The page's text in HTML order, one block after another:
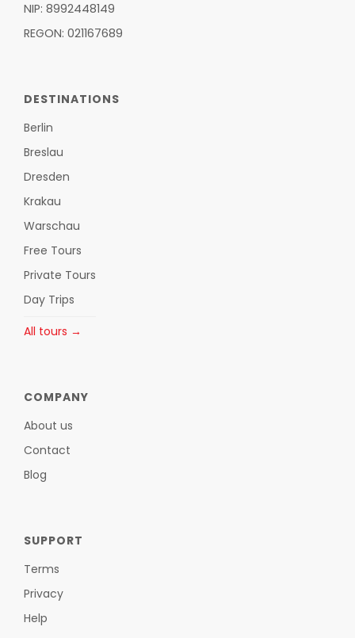
NIP: 8992448149
REGON: 021167689
DESTINATIONS
Berlin
Breslau
Dresden
Krakau
Warschau
Free Tours
Private Tours
Day Trips
All tours →
COMPANY
About us
Contact
Blog
SUPPORT
Terms
Privacy
Help